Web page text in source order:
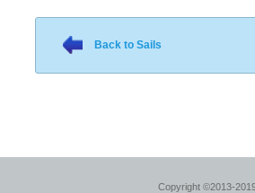
Back to Sails
Copyright ©2013-